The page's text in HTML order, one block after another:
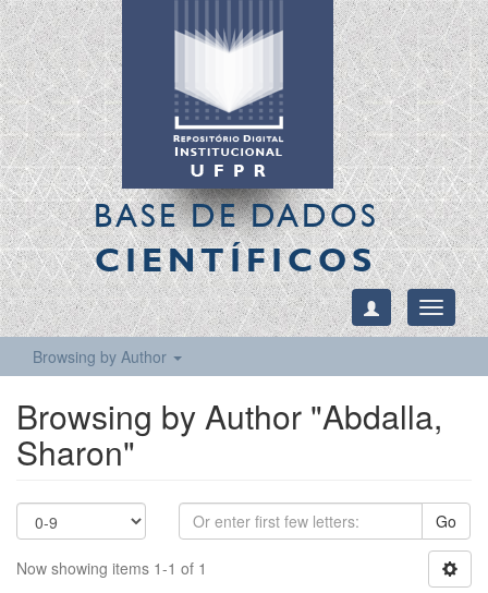
BASE DE DADOS
CIENTÍFICOS
Toggle
Browsing by Author
Browsing by Author "Abdalla,
Sharon"
Go
Now showing items 1-1 of 1